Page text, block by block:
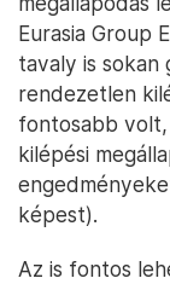
Eurasia Group
tavaly is sokan
rendezetlen
fontosabb
kilépési
képest).
Az is fontos